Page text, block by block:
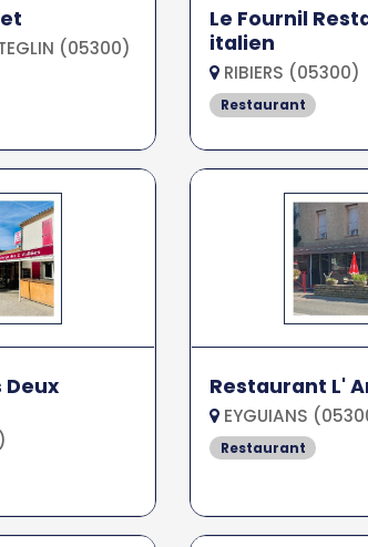
(05300)
Le Fournil
italien
RIBIERS (05300)
Restaurant
Deux
Restaurant L'
EYGUIANS
Restaurant